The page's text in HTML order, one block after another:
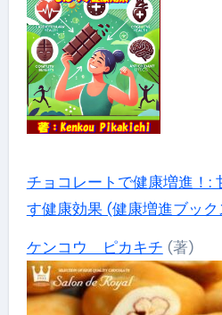
チョコレートで健康増進！:
す健康効果 (健康増進ブッ
ケンコウ ピカキチ (著)